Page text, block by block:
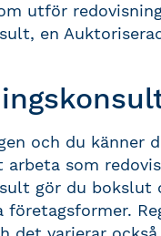
utför
en
och du känner
arbeta som
gör du